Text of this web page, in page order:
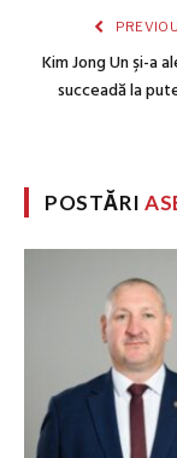
Kim Jong Un şi-a
succeadă la
POSTĂRI